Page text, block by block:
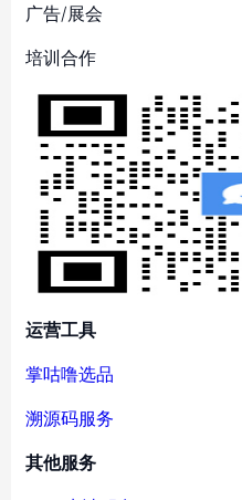
广告/展会
培训合作
运营工具
掌咕噜选品
溯源码服务
其他服务